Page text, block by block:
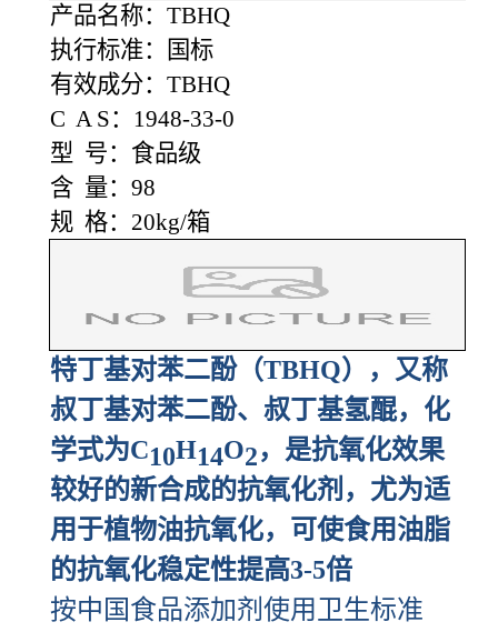
产品名称：TBHQ
执行标准：国标
有效成分：TBHQ
C A S：1948-33-0
型 号：食品级
含 量：98
规 格：20kg/箱
特丁基对苯二酚（TBHQ），又称
叔丁基对苯二酚、叔丁基氢醌，化
学式为C10H14O2，是抗氧化效果
较好的新合成的抗氧化剂，尤为适
用于植物油抗氧化，可使食用油脂
的抗氧化稳定性提高3-5倍
按中国食品添加剂使用卫生标准